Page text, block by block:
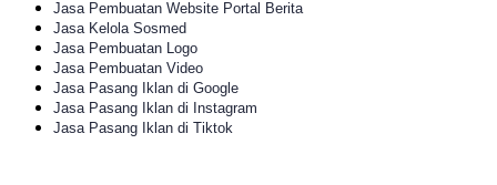
Jasa Pembuatan Website Portal Berita
Jasa Kelola Sosmed
Jasa Pembuatan Logo
Jasa Pembuatan Video
Jasa Pasang Iklan di Google
Jasa Pasang Iklan di Instagram
Jasa Pasang Iklan di Tiktok